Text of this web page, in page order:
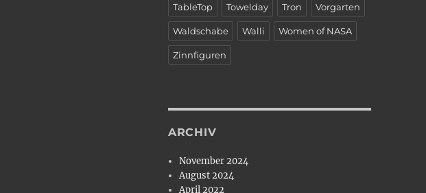
TableTop Towelday Tron Vorgarten
Waldschabe Walli Women of NASA
Zinnfiguren
ARCHIV
November 2024
August 2024
April 2022